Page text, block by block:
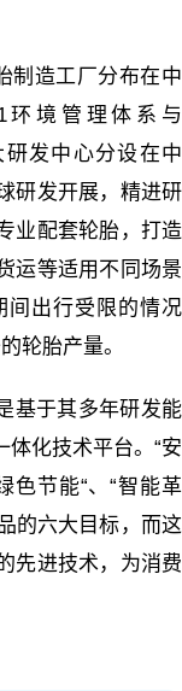
制造工厂分布在中
环境管理体系与
研发中心分设在中
研发开展，精进研
业配套轮胎，打造
运等适用不同场景
间出行受限的情况
轮胎产量。
基于其多年研发能
化技术平台。“安
色节能“、“智能革
的六大目标，而这
先进技术，为消费